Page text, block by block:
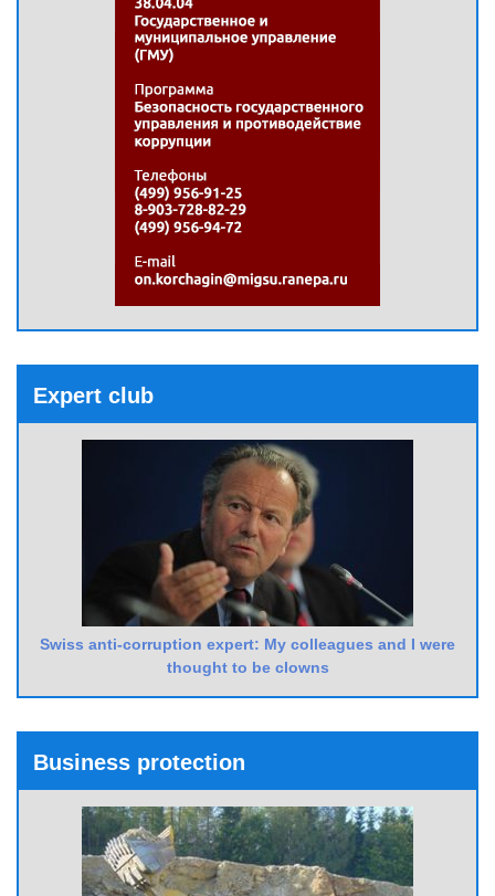
Expert club
Swiss anti-corruption expert: My colleagues and I were
thought to be clowns
Business protection